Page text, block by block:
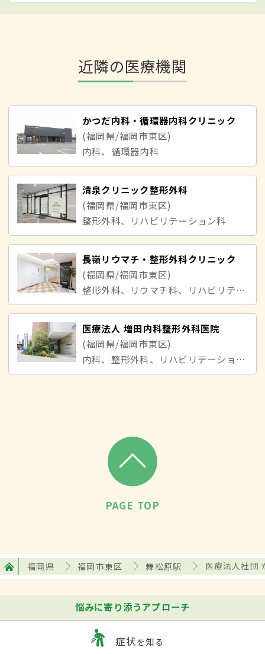
近隣の医療機関
かつだ内科・循環器内科クリニック
(福岡県/福岡市東区)
内科、循環器内科
清泉クリニック整形外科
(福岡県/福岡市東区)
整形外科、リハビリテーション科
長嶺リウマチ・整形外科クリニック
(福岡県/福岡市東区)
整形外科、リウマチ科、リハビリテーション科
医療法人 増田内科整形外科医院
(福岡県/福岡市東区)
内科、整形外科、リハビリテーション科
PAGE TOP
福岡県 福岡市東区 舞松原駅 医療法人社団
悩みに寄り添うアプローチ
症状を知る